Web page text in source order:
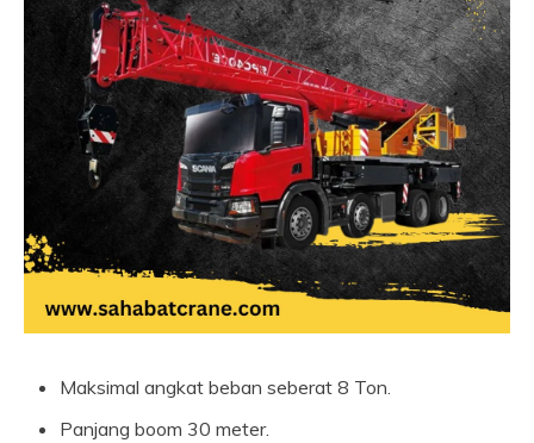
Maksimal angkat beban seberat 8 Ton.
Panjang boom 30 meter.